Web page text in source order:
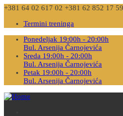
+381 64 02 617 02 +381 62 852 17 59
Termini treninga
Ponedeljak 19:00h - 20:00h
Bul. Arsenija Čarnojevića
Sreda 19:00h - 20:00h
Bul. Arsenija Čarnojevića
Petak 19:00h - 20:00h
Bul. Arsenija Čarnojevića